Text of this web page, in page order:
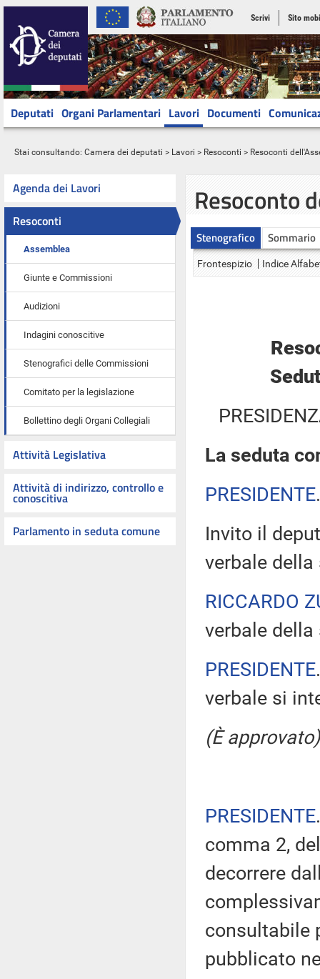
Scrivi Sito
Deputati Organi Parlamentari Lavori Documenti
Stai consultando: Camera dei deputati > Lavori > Resoconti > Resoconti
Agenda dei Lavori
Resoconti
Assemblea
Giunte e Commissioni
Audizioni
Indagini conoscitive
Stenografici delle Commissioni
Comitato per la legislazione
Bollettino degli Organi Collegiali
Attività Legislativa
Attività di indirizzo, controllo e
conoscitiva
Parlamento in seduta comune
Resoconto
Stenografico Sommario
Frontespizio Indice
La seduta
PRESIDENTE
Invito il
verbale della
RICCARDO
verbale
PRESIDENTE
verbale si
(È approvato)
PRESIDENTE
comma 2,
decorrere
consultabile
pubblicato